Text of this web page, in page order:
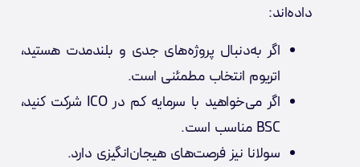
داده‌اند:
اگر به‌دنبال پروژه‌های جدی و بلندمدت هستید،
اتریوم انتخاب مطمئنی است.
اگر می‌خواهید با سرمایه کم در ICO شرکت کنید،
BSC مناسب است.
سولانا نیز فرصت‌های هیجان‌انگیزی دارد.